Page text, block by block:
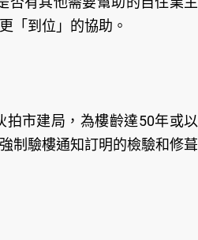
「到位」的協助。
市建局，為樓齡達50年或以
制驗樓通知訂明的檢驗和修葺